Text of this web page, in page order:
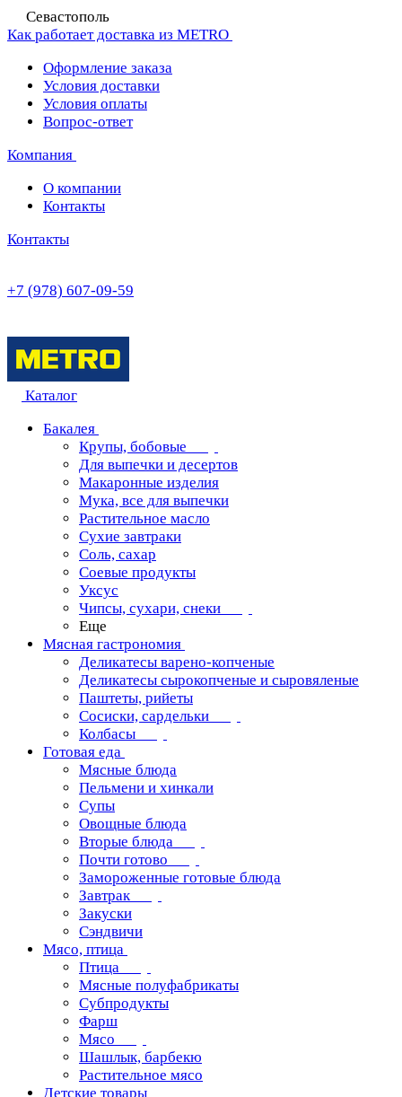
Севастополь
Как работает доставка из METRO
Оформление заказа
Условия доставки
Условия оплаты
Вопрос-ответ
Компания
О компании
Контакты
Контакты
+7 (978) 607-09-59
Каталог
Бакалея
Крупы, бобовые
Для выпечки и десертов
Макаронные изделия
Мука, все для выпечки
Растительное масло
Сухие завтраки
Соль, сахар
Соевые продукты
Уксус
Чипсы, сухари, снеки
Еще
Мясная гастрономия
Деликатесы варено-копченые
Деликатесы сырокопченые и сыровяленые
Паштеты, рийеты
Сосиски, сардельки
Колбасы
Готовая еда
Мясные блюда
Пельмени и хинкали
Супы
Овощные блюда
Вторые блюда
Почти готово
Замороженные готовые блюда
Завтрак
Закуски
Сэндвичи
Мясо, птица
Птица
Мясные полуфабрикаты
Субпродукты
Фарш
Мясо
Шашлык, барбекю
Растительное мясо
Детские товары